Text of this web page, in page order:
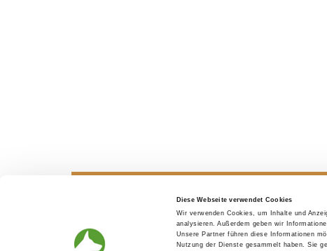
Diese Webseite verwendet Cookies
Wir verwenden Cookies, um Inhalte und
analysieren. Außerdem geben wir
Unsere Partner führen diese Informationen
Nutzung der Dienste gesammelt haben. Sie
Looking for a puppy Before the